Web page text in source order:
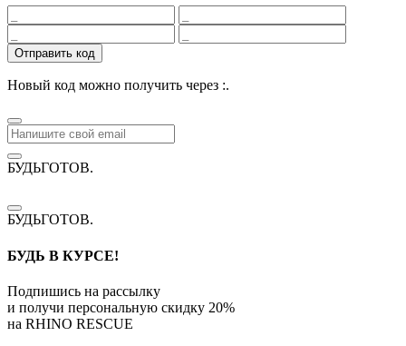
Отправить код
Новый код можно получить через :.
БУДЬГОТОВ.
БУДЬГОТОВ.
БУДЬ В КУРСЕ!
Подпишись на рассылку
и получи персональную скидку 20%
на RHINO RESCUE